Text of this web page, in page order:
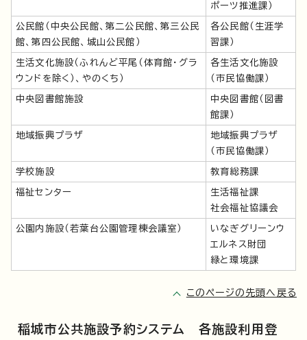
ポーツ推進課）
公民館（中央公民館、第二公民館、第三公民
館、第四公民館、城山公民館）
各公民館（生涯学
習課）
生活文化施設（ふれんど平尾（体育館・グラ
ウンドを除く）、やのくち）
各生活文化施設
（市民協働課）
中央図書館施設
中央図書館（図書
館課）
地域振興プラザ
地域振興プラザ
（市民協働課）
学校施設 教育総務課
福祉センター
生活福祉課
社会福祉協議会
公園内施設（若葉台公園管理棟会議室）
いなぎグリーンウ
エルネス財団
緑と環境課
このページの先頭へ戻る
稲城市公共施設予約システム 各施設利用登